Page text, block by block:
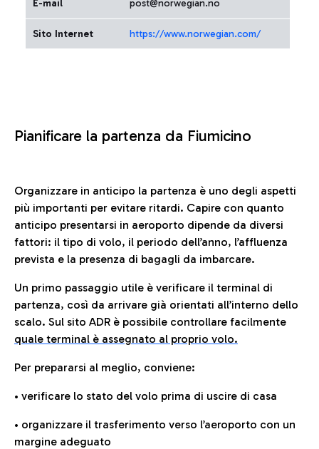
E-mail post@norwegian.no
Sito Internet https://www.norwegian.com/
Pianificare la partenza da Fiumicino
Organizzare in anticipo la partenza è uno degli aspetti
più importanti per evitare ritardi. Capire con quanto
anticipo presentarsi in aeroporto dipende da diversi
fattori: il tipo di volo, il periodo dell’anno, l’affluenza
prevista e la presenza di bagagli da imbarcare.
Un primo passaggio utile è verificare il terminal di
partenza, così da arrivare già orientati all’interno dello
scalo. Sul sito ADR è possibile controllare facilmente
quale terminal è assegnato al proprio volo.
Per prepararsi al meglio, conviene:
• verificare lo stato del volo prima di uscire di casa
• organizzare il trasferimento verso l’aeroporto con un
margine adeguato